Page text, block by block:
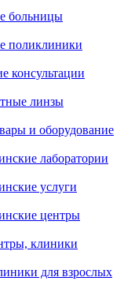
больницы
поликлиники
консультации
линзы
и оборудование
лаборатории
услуги
центры
клиники
для взрослых